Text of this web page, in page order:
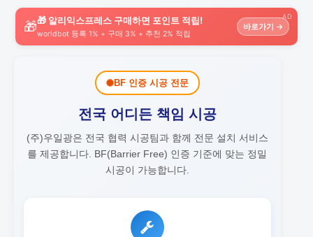
AD
🎁🎁 알리익스프레스 구매하면 포인트 적립!
worldbot 등록 1% + 구매 3% + 추천 2% 적립
바로가기 →
BF 인증 시공 전문
전국 어디든 책임 시공
(주)우일광은 전국 협력 시공팀과 함께 전문 설치 서비스
를 제공합니다.
BF(Barrier Free) 인증 기준에 맞는 정밀
시공이 가능합니다.